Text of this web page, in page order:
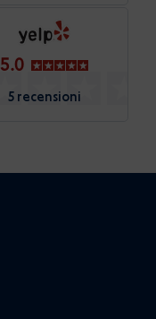
5.0
5 recensioni